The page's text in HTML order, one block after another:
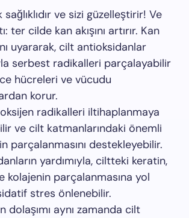
sağlıklıdır ve sizi güzelleştirir! Ve
ter cilde kan akışını artırır. Kan
uyararak, cilt antioksidanlar
serbest radikalleri parçalayabilir
hücreleri ve vücudu
korur.
radikalleri iltihaplanmaya
ve cilt katmanlarındaki önemli
parçalanmasını destekleyebilir.
yardımıyla, ciltteki keratin,
kolajenin parçalanmasına yol
stres önlenebilir.
dolaşımı aynı zamanda cilt